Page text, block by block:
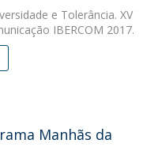
e Tolerância. XV
IBERCOM 2017.
Manhãs da